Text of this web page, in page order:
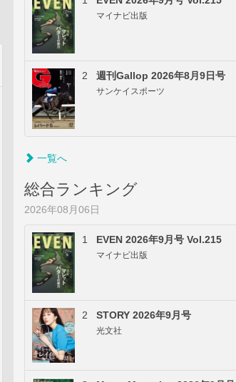
マイナビ出版
2 週刊Gallop 2026年8月9日号
サンケイスポーツ
一覧へ
総合ランキング
2026年08月06日
1 EVEN 2026年9月号 Vol.215
マイナビ出版
2 STORY 2026年9月号
光文社